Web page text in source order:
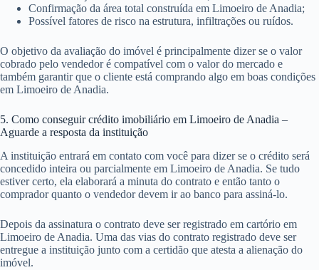
Confirmação da área total construída em Limoeiro de Anadia;
Possível fatores de risco na estrutura, infiltrações ou ruídos.
O objetivo da avaliação do imóvel é principalmente dizer se o valor
cobrado pelo vendedor é compatível com o valor do mercado e
também garantir que o cliente está comprando algo em boas condições
em Limoeiro de Anadia.
5. Como conseguir crédito imobiliário em Limoeiro de Anadia –
Aguarde a resposta da instituição
A instituição entrará em contato com você para dizer se o crédito será
concedido inteira ou parcialmente em Limoeiro de Anadia. Se tudo
estiver certo, ela elaborará a minuta do contrato e então tanto o
comprador quanto o vendedor devem ir ao banco para assiná-lo.
Depois da assinatura o contrato deve ser registrado em cartório em
Limoeiro de Anadia. Uma das vias do contrato registrado deve ser
entregue a instituição junto com a certidão que atesta a alienação do
imóvel.